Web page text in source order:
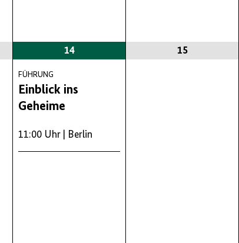
14
FÜHRUNG
Einblick ins
Geheime
11:00 Uhr | Berlin
15